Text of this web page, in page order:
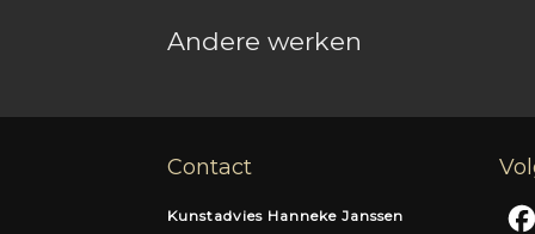
Andere werken
Contact
Kunstadvies Hanneke Janssen